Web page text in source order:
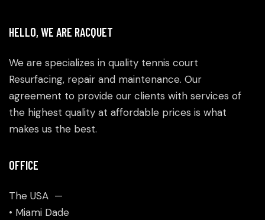
HELLO, WE ARE RACQUET
We are specializes in quality tennis court
Resurfacing, repair and maintenance. Our
agreement to provide our clients with services of
the highest quality at affordable prices is what
makes us the best.
OFFICE
The USA —
• Miami Dade